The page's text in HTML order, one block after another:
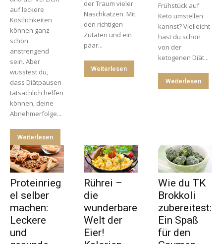
auf leckere
Köstlichkeiten
können ganz
schön
anstrengend
sein. Aber
wusstest du,
dass Diätpausen
tatsächlich helfen
können, deine
Abnehmerfolge...
Weiterlesen
der Traum vieler
Naschkatzen. Mit
den richtigen
Zutaten und ein
paar...
Weiterlesen
Frühstück auf
Keto umstellen
kannst? Vielleicht
hast du schon
von der
ketogenen Diät...
Weiterlesen
Proteinrieg
el selber
machen:
Leckere
und
Rührei –
die
wunderbare
Welt der
Eier!
Wie du TK
Brokkoli
zubereitest:
Ein Spaß
für den